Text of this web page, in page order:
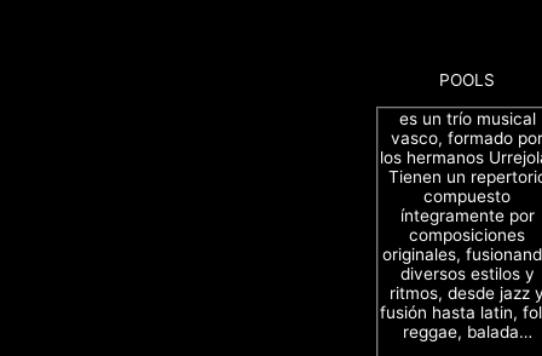
POOLS
es un trío musical
vasco, formado por
los hermanos
Tienen un
compuesto
íntegramente por
composiciones
originales,
diversos estilos y
ritmos, desde jazz
fusión hasta latin,
reggae, balada…